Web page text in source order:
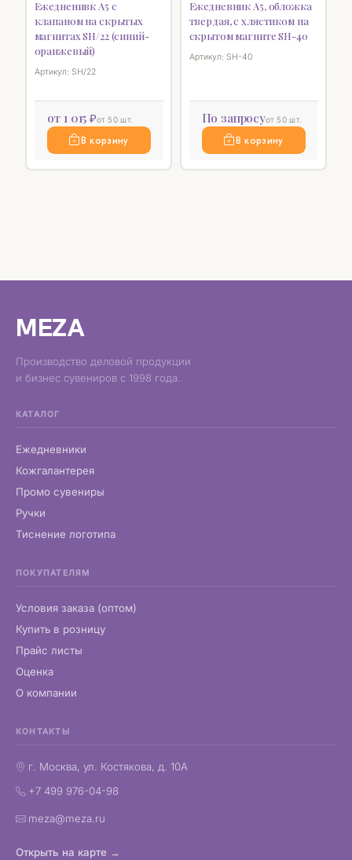
Ежедненивк А5 с
клапаном на скрытых
магнитах SH/22 (синий-
оранжевый)
Артикул: SH/22
от 1 015 ₽от 50 шт.
В корзину
Ежедневник А5, обложка
твердая, с хлястиком на
скрытом магните SH-40
Артикул: SH-40
По запросуот 50 шт.
В корзину
MEZA
Производство деловой продукции
и бизнес сувениров с 1998 года.
КАТАЛОГ
Ежедневники
Кожгалантерея
Промо сувениры
Ручки
Тиснение логотипа
ПОКУПАТЕЛЯМ
Условия заказа (оптом)
Купить в розницу
Прайс листы
Оценка
О компании
КОНТАКТЫ
г. Москва, ул. Костякова, д. 10А
+7 499 976-04-98
meza@meza.ru
Открыть на карте →